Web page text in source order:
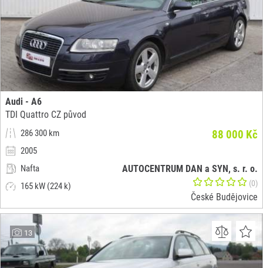
Audi - A6
TDI Quattro CZ původ
286 300 km
2005
Nafta
165 kW (224 k)
88 000 Kč
AUTOCENTRUM DAN a SYN, s. r. o.
(0)
České Budějovice
13